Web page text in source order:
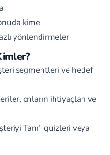
kime
yönlendirmeler
segmentleri ve hedef
onların ihtiyaçları ve
Tanı” quizleri veya